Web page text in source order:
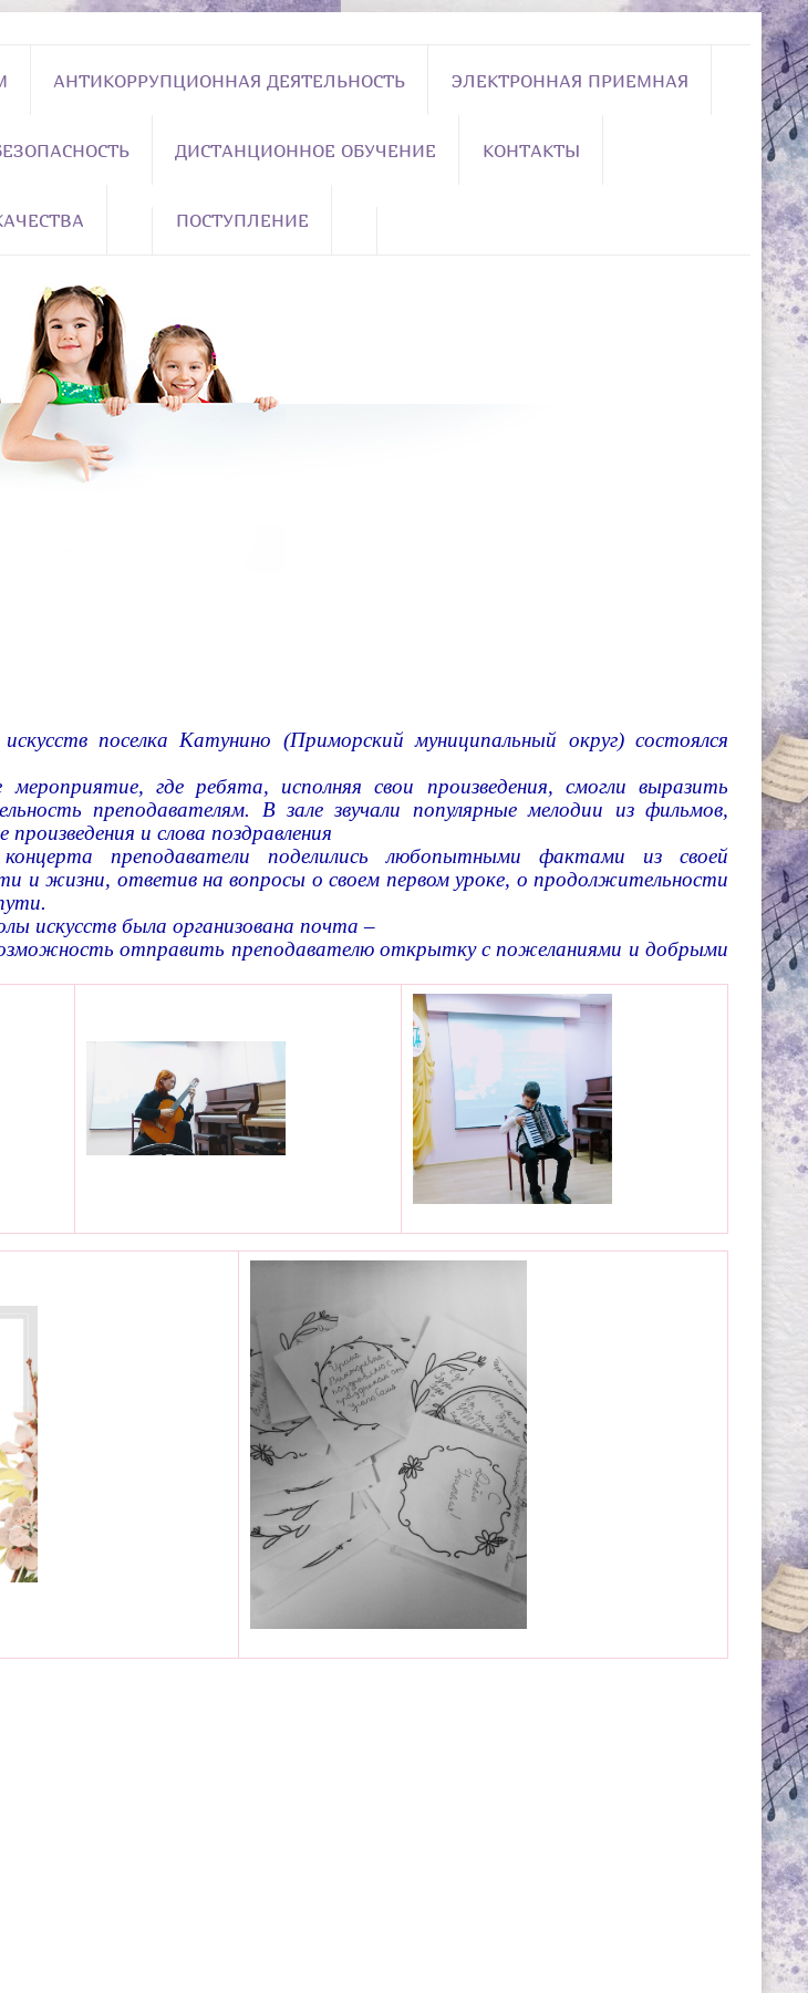
АНТИКОРРУПЦИОННАЯ ДЕЯТЕЛЬНОСТЬ ЭЛЕКТРОННАЯ ПРИЕМНАЯ
ДИСТАНЦИОННОЕ ОБУЧЕНИЕ КОНТАКТЫ
ПОСТУПЛЕНИЕ
поселка Катунино (Приморский муниципальный округ) состоялся
где ребята, исполняя свои произведения, смогли выразить
преподавателям. В зале звучали популярные мелодии из фильмов,
и слова поздравления
преподаватели поделились любопытными фактами из своей
и жизни, ответив на вопросы о своем первом уроке, о продолжительности
искусств была организована почта –
отправить преподавателю открытку с пожеланиями и добрыми